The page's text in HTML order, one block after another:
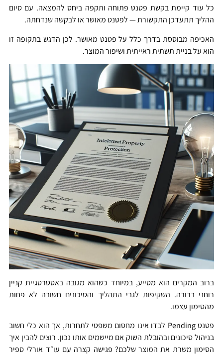
כל עוד קיימת בקשת פטנט פתוחה ותקפה ביחס להמצאה. עם סיום
ההליך תתעדכן התקשורת — לפטנט מאושר או לבקשה שנדחתה.
האכיפה מבוססת בדרך כלל על פטנט מאושר. לכן הדגש בתקופה זו
הוא על בניית תשתית ראייתית ושיפור המוצר.
ברוב המקרים הוא מסייע, במיוחד כשהוא מגובה באסטרטגיית קניין
רוחני ברורה. השקיפות לגבי התהליך והסיכונים חשובה לא פחות
מהסימון עצמו.
פטנט Pending לבדו אינו מחסום משפטי לתחרות, אך הוא כלי חשוב
בניהול סיכונים ובהובלת השוק אם מיישמים אותו נכון. רוצים להבין איך
הסימון משרת את המוצר שלכם? פגישה קצרה עם עו״ד אורלי ספיר